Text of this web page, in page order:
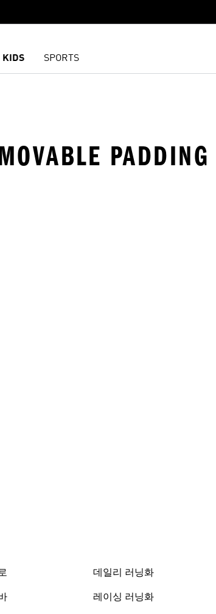
KIDS SPORTS
PADDING
데일리 러닝화
레이싱 러닝화